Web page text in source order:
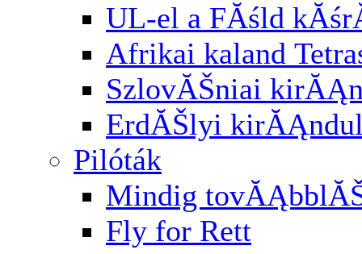
UL-el a FĂśld
Afrikai kaland
SzlovĂŠniai
ErdĂŠlyi
Pilóták
Mindig
Fly for Rett